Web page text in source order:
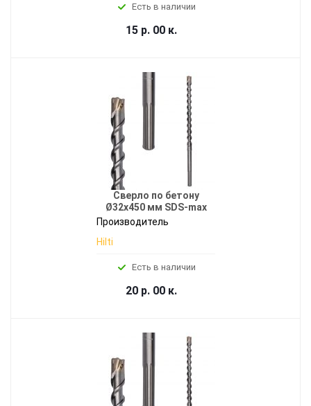
Есть в наличии
15 р. 00 к.
Сверло по бетону
Ø32x450 мм SDS-max
Производитель
Hilti
Есть в наличии
20 р. 00 к.